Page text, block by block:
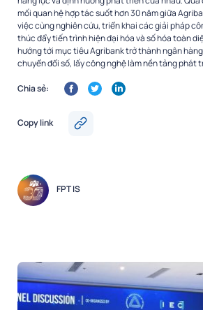
mối quan hệ hợp tác suốt hơn 30 năm giữa
việc cùng nghiên cứu, triển khai các giải pháp
thúc đẩy tiến trình hiện đại hóa và số hóa toàn
hướng tới mục tiêu Agribank trở thành ngân
chuyển đổi số, lấy công nghệ làm nền tảng phát
Chia sẻ:
Copy link
FPT IS